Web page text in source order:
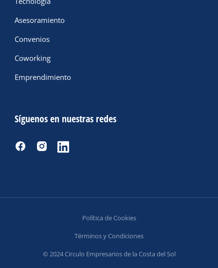
Asesoramiento
Convenios
Coworking
Emprendimiento
Síguenos en nuestras redes
© 2024 Circulo Empresarios de la Costa del Sol
Política de Cookies
Términos y Condiciones